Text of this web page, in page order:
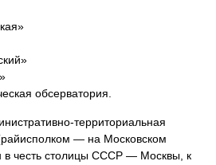
обсерватория.
территориальная
— на Московском
в честь столицы СССР — Москвы, к